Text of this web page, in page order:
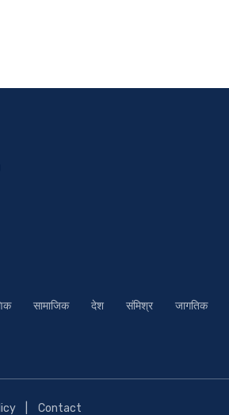
सामाजिक देश संमिश्र जागतिक
Contact